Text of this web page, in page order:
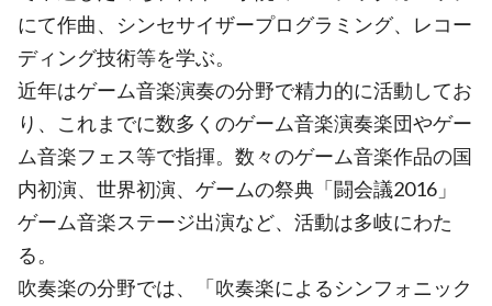
にて作曲、シンセサイザープログラミング、レコー
ディング技術等を学ぶ。
近年はゲーム音楽演奏の分野で精力的に活動してお
り、これまでに数多くのゲーム音楽演奏楽団やゲー
ム音楽フェス等で指揮。数々のゲーム音楽作品の国
内初演、世界初演、ゲームの祭典「闘会議2016」
ゲーム音楽ステージ出演など、活動は多岐にわた
る。
吹奏楽の分野では、「吹奏楽によるシンフォニック